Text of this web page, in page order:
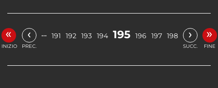
«
INIZIO
‹
PREC.
… 191 192 193 194 195 196 197 198 ›
SUCC.
»
FINE